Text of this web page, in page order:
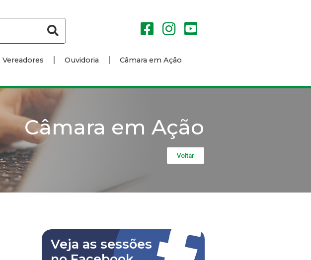
Vereadores Ouvidoria Câmara em Ação
Câmara em Ação
Voltar
Veja as sessões